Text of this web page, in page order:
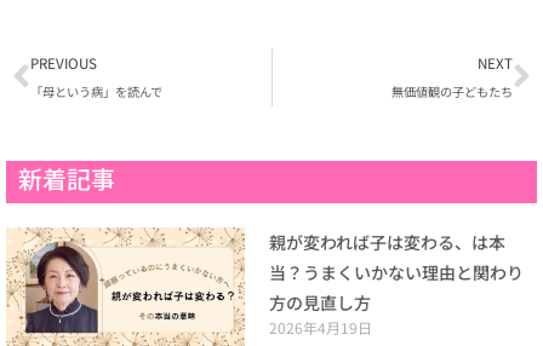
Prev
PREVIOUS
「母という病」を読んで
NEXT
無価値観の子どもたち
新着記事
親が変われば子は変わる、は本
当？うまくいかない理由と関わり
方の見直し方
2026年4月19日